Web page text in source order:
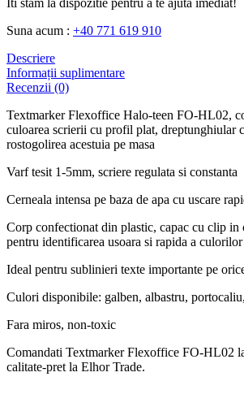
Suna acum : +40 771 619 910
Descriere
Informații suplimentare
Recenzii (0)
Textmarker Flexoffice Halo-teen FO-HL02,
culoarea scrierii cu profil plat, dreptunghiular
rostogolirea acestuia pe masa
Varf tesit 1-5mm, scriere regulata si constanta
Cerneala intensa pe baza de apa cu uscare
Corp confectionat din plastic, capac cu clip in
pentru identificarea usoara si rapida a culorilor
Ideal pentru sublinieri texte importante pe
Culori disponibile: galben, albastru,
Fara miros, non-toxic
Comandati Textmarker Flexoffice FO-HL02
calitate-pret la Elhor Trade.